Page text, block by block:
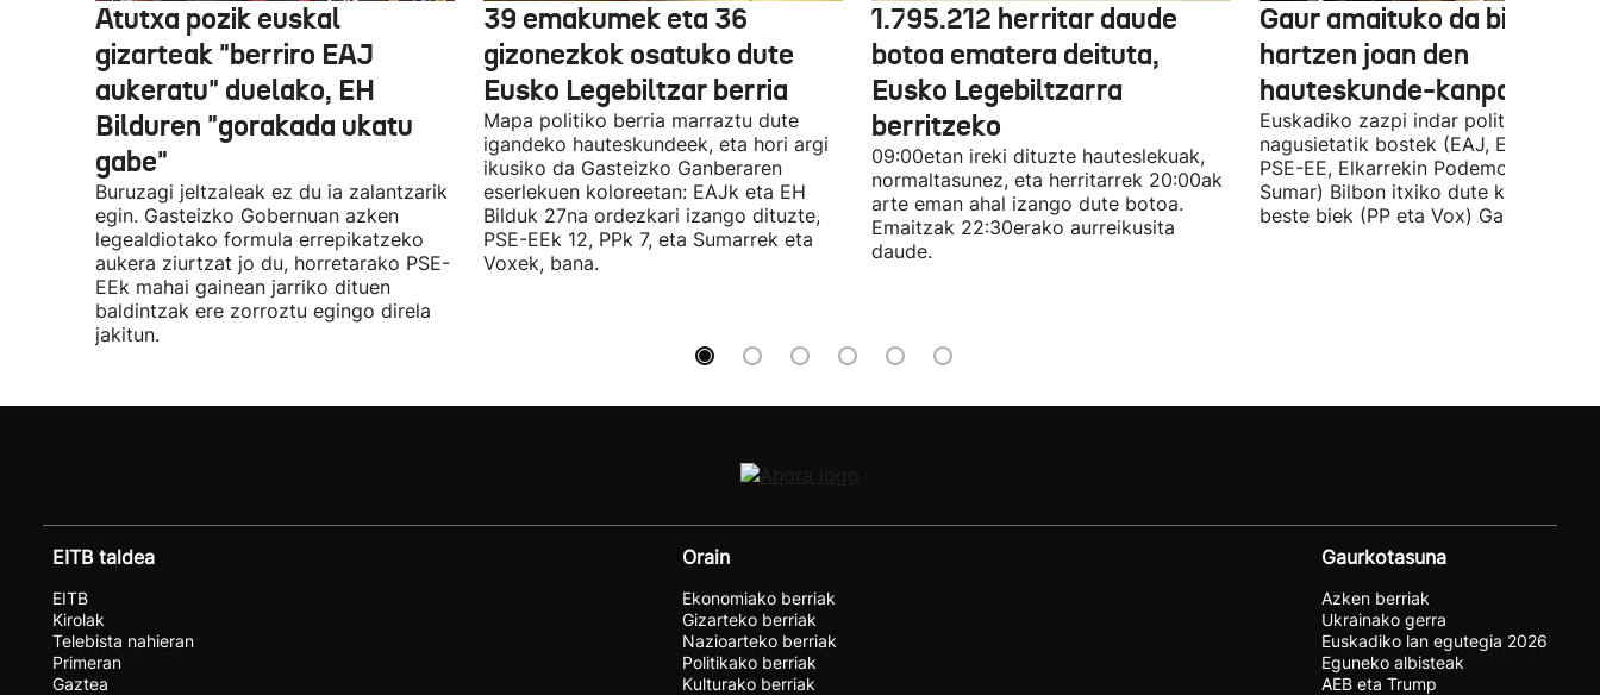
Atutxa pozik euskal
gizarteak "berriro EAJ
aukeratu" duelako, EH
Bilduren "gorakada ukatu
gabe"
Buruzagi jeltzaleak ez du ia zalantzarik
egin. Gasteizko Gobernuan azken
legealdiotako formula errepikatzeko
aukera ziurtzat jo du, horretarako PSE-
EEk mahai gainean jarriko dituen
baldintzak ere zorroztu egingo direla
jakitun.
39 emakumek eta 36
gizonezkok osatuko dute
Eusko Legebiltzar berria
Mapa politiko berria marraztu dute
igandeko hauteskundeek, eta hori argi
ikusiko da Gasteizko Ganberaren
eserlekuen koloreetan: EAJk eta EH
Bilduk 27na ordezkari izango dituzte,
PSE-EEk 12, PPk 7, eta Sumarrek eta
Voxek, bana.
1.795.212 herritar daude
botoa ematera deituta,
Eusko Legebiltzarra
berritzeko
09:00etan ireki dituzte hauteslekuak,
normaltasunez, eta herritarrek 20:00ak
arte eman ahal izango dute botoa.
Emaitzak 22:30erako aurreikusita
daude.
Gaur amaituko da
hartzen joan den
hauteskunde-kanpaina
Euskadiko zazpi indar politiko
nagusietatik bostek (EAJ, EH Bildu,
PSE-EE, Elkarrekin Podemos eta
Sumar) Bilbon itxiko dute kanpaina,
beste biek (PP eta Vox) Gasteizen.
EITB taldea
EITB
Kirolak
Telebista nahieran
Primeran
Gaztea
Orain
Ekonomiako berriak
Gizarteko berriak
Nazioarteko berriak
Politikako berriak
Kulturako berriak
Gaurkotasuna
Azken berriak
Ukrainako gerra
Euskadiko lan egutegia 2026
Eguneko albisteak
AEB eta Trump